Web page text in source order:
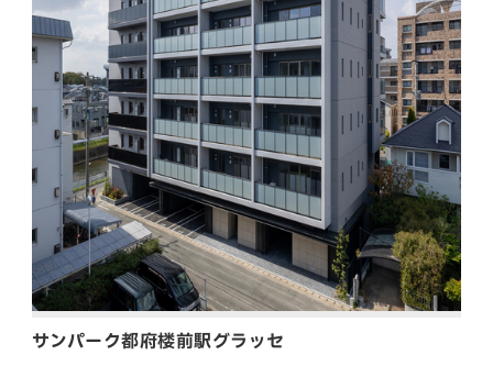
サンパーク都府楼前駅グラッセ